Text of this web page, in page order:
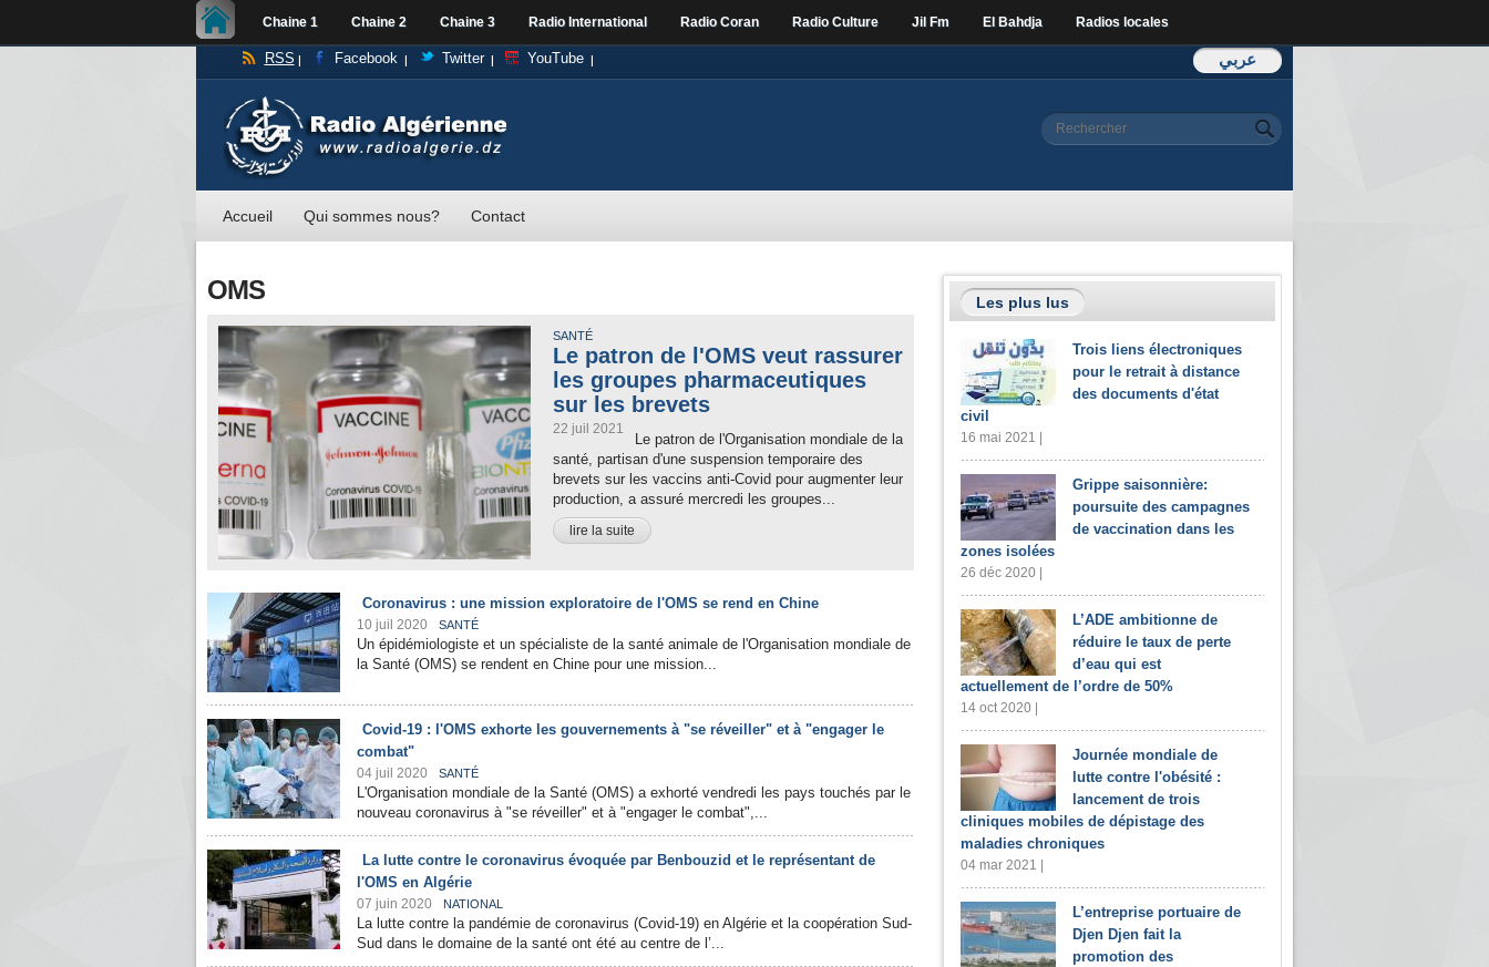
Chaine 1 Chaine 2 Chaine 3 Radio International Radio Coran Radio Culture Jil Fm El Bahdja Radios locales
عربي RSS Facebook Twitter YouTube
Formulaire de
Rechercher
Accueil Qui sommes nous? Contact
OMS
SANTÉ
Le patron de l'OMS veut rassurer
les groupes pharmaceutiques
sur les brevets
22 juil 2021
Le patron de l'Organisation mondiale de la
santé, partisan d'une suspension temporaire des
brevets sur les vaccins anti-Covid pour augmenter leur
production, a assuré mercredi les groupes...
lire la suite
Coronavirus : une mission exploratoire de l'OMS se rend en Chine
10 juil 2020 SANTÉ
Un épidémiologiste et un spécialiste de la santé animale de l'Organisation mondiale de
la Santé (OMS) se rendent en Chine pour une mission...
Covid-19 : l'OMS exhorte les gouvernements à "se réveiller" et à "engager le
combat"
04 juil 2020 SANTÉ
L'Organisation mondiale de la Santé (OMS) a exhorté vendredi les pays touchés par le
nouveau coronavirus à "se réveiller" et à "engager le combat",...
La lutte contre le coronavirus évoquée par Benbouzid et le représentant de
l'OMS en Algérie
07 juin 2020 NATIONAL
La lutte contre la pandémie de coronavirus (Covid-19) en Algérie et la coopération Sud-
Sud dans le domaine de la santé ont été au centre de l’...
Les plus lus
Trois liens électroniques
pour le retrait à distance
des documents d'état
civil
16 mai 2021 |
Grippe saisonnière:
poursuite des campagnes
de vaccination dans les
zones isolées
26 déc 2020 |
L’ADE ambitionne de
réduire le taux de perte
d’eau qui est
actuellement de l’ordre de 50%
14 oct 2020 |
Journée mondiale de
lutte contre l'obésité :
lancement de trois
cliniques mobiles de dépistage des
maladies chroniques
04 mar 2021 |
L’entreprise portuaire de
Djen Djen fait la
promotion des